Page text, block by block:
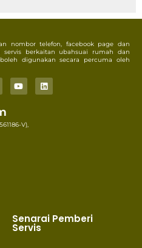
nombor telefon, facebook page dan
berkaitan ubahsuai rumah dan
digunakan secara percuma oleh
V),
Senarai Pemberi
Servis